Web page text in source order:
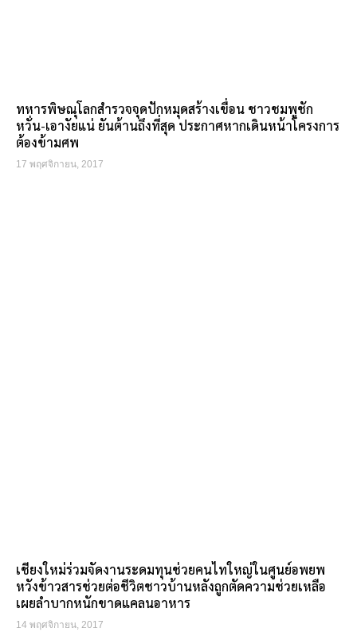
ทหารพิษณุโลกสำรวจจุดปักหมุดสร้างเขื่อน ชาวชมพูชัก
หวั่น-เอางัยแน่ ยันต้านถึงที่สุด ประกาศหากเดินหน้าโครงการ
ต้องข้ามศพ
17 พฤศจิกายน, 2017
เชียงใหม่ร่วมจัดงานระดมทุนช่วยคนไทใหญ่ในศูนย์อพยพ
หวังข้าวสารช่วยต่อชีวิตชาวบ้านหลังถูกตัดความช่วยเหลือ
เผยลำบากหนักขาดแคลนอาหาร
14 พฤศจิกายน, 2017